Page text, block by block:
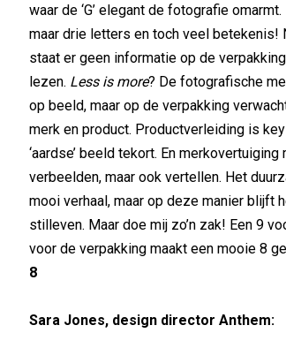
waar de ‘G’ elegant de fotografie
maar drie letters en toch veel betekenis!
staat er geen informatie op de
lezen. Less is more? De fotografische
op beeld, maar op de verpakking
merk en product. Productverleiding is
‘aardse’ beeld tekort. En
verbeelden, maar ook vertellen. Het
mooi verhaal, maar op deze manier blijft
stilleven. Maar doe mij zo’n zak! Een 9
voor de verpakking maakt een mooie 8
8
Sara Jones, design director Anthem: